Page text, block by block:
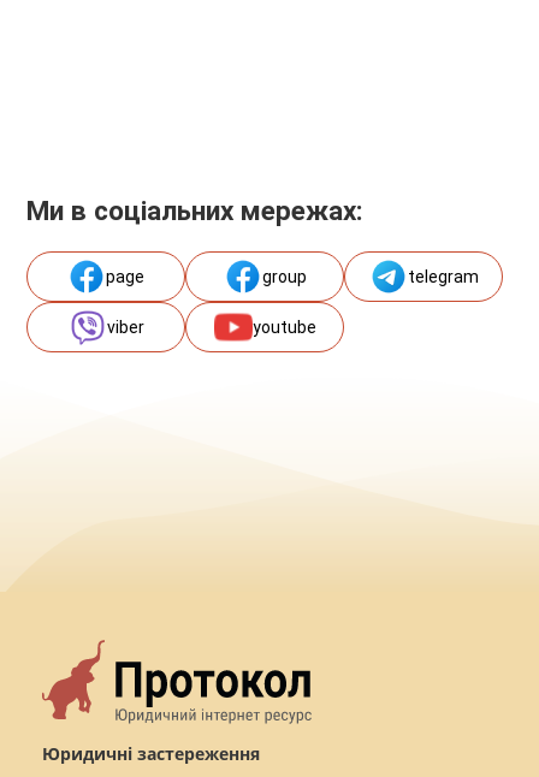
Ми в соціальних мережах:
page group telegram
viber youtube
Юридичні застереження